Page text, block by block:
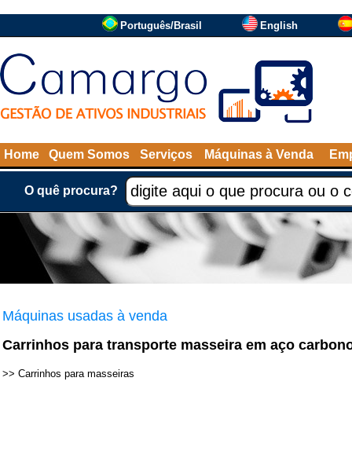
Português/Brasil English
Home Quem Somos Serviços Máquinas à Venda
O quê procura?
Máquinas usadas à venda
Carrinhos para transporte masseira em aço
>> Carrinhos para masseiras